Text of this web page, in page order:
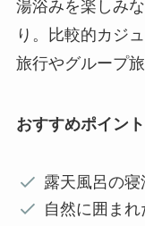
湯浴みを楽しみ
り。比較的カジ
旅行やグループ
おすすめポイント
露天風呂の
自然に囲ま